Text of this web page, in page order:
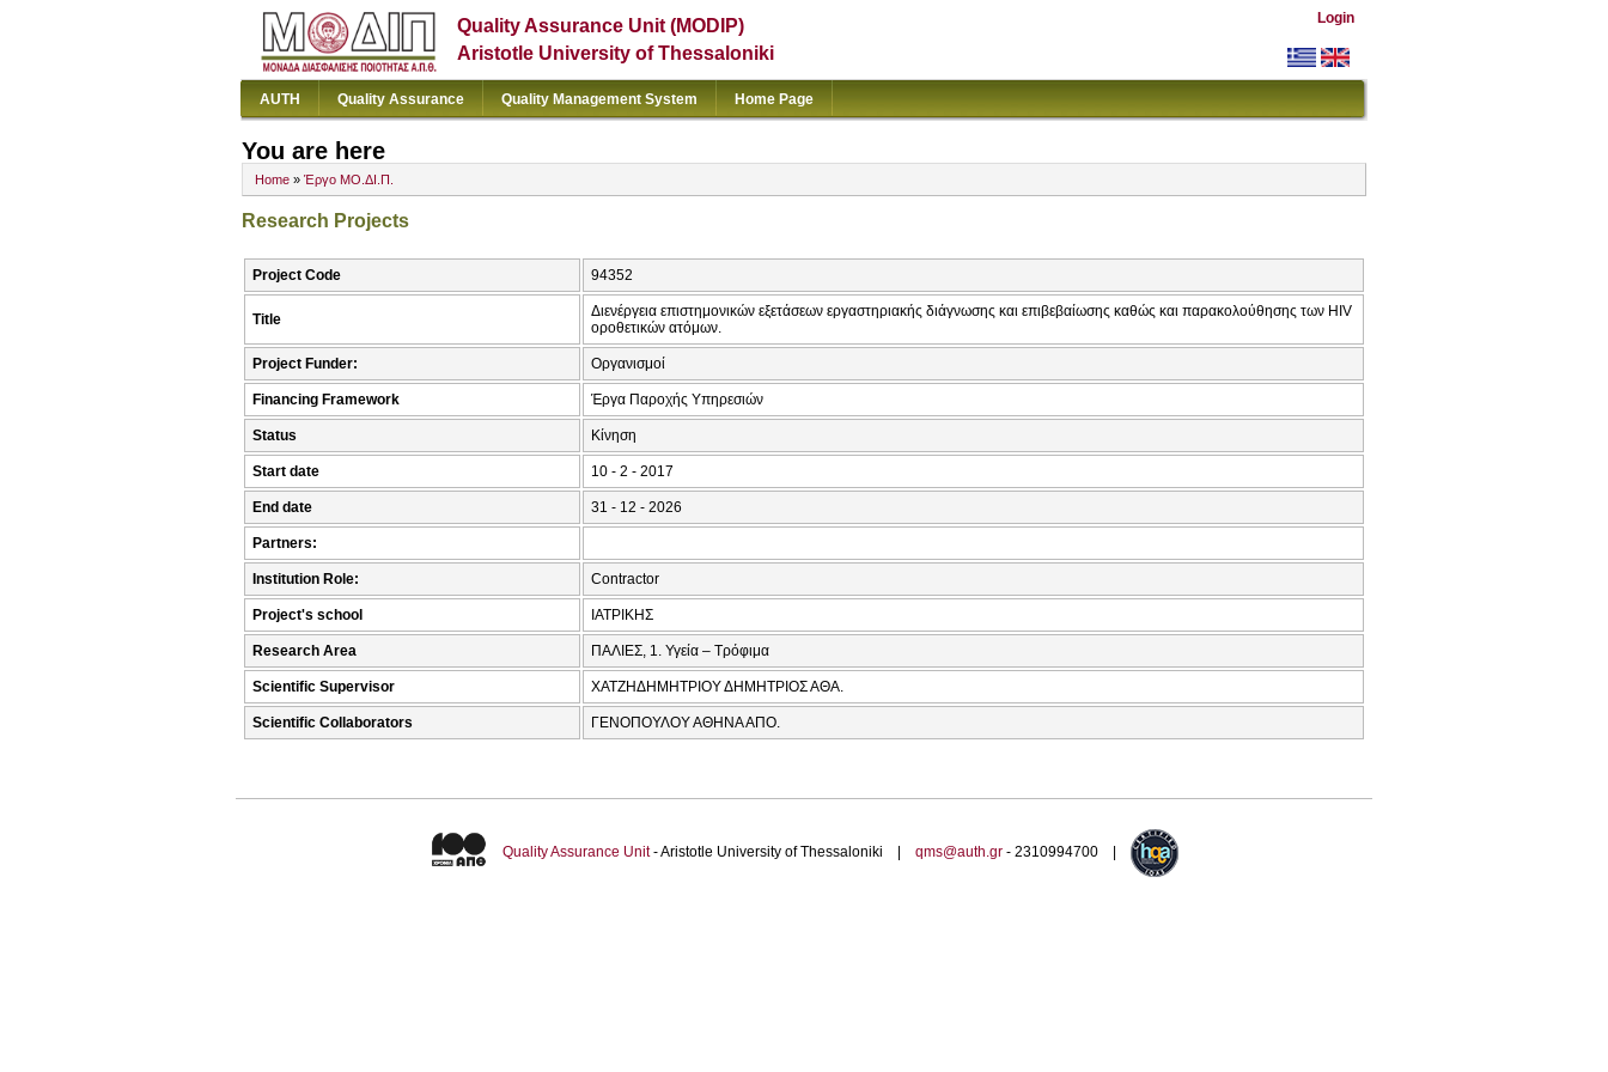
Quality Assurance Unit (MODIP)
Aristotle University of Thessaloniki
Login
AUTH Quality Assurance Quality Management System Home Page
You are here
Home » Έργο ΜΟ.ΔΙ.Π.
Research Projects
Project Code 94352
Title
Διενέργεια επιστημονικών εξετάσεων εργαστηριακής διάγνωσης και επιβεβαίωσης καθώς και παρακολούθησης των HIV
οροθετικών ατόμων.
Project Funder: Οργανισμοί
Financing Framework Έργα Παροχής Υπηρεσιών
Status Κίνηση
Start date 10 - 2 - 2017
End date 31 - 12 - 2026
Partners:
Institution Role: Contractor
Project's school ΙΑΤΡΙΚΗΣ
Research Area ΠΑΛΙΕΣ, 1. Υγεία – Τρόφιμα
Scientific Supervisor ΧΑΤΖΗΔΗΜΗΤΡΙΟΥ ΔΗΜΗΤΡΙΟΣ ΑΘΑ.
Scientific Collaborators ΓΕΝΟΠΟΥΛΟΥ ΑΘΗΝΑ ΑΠΟ.
Quality Assurance Unit- Aristotle University of Thessaloniki | qms@auth.gr- 2310994700 |